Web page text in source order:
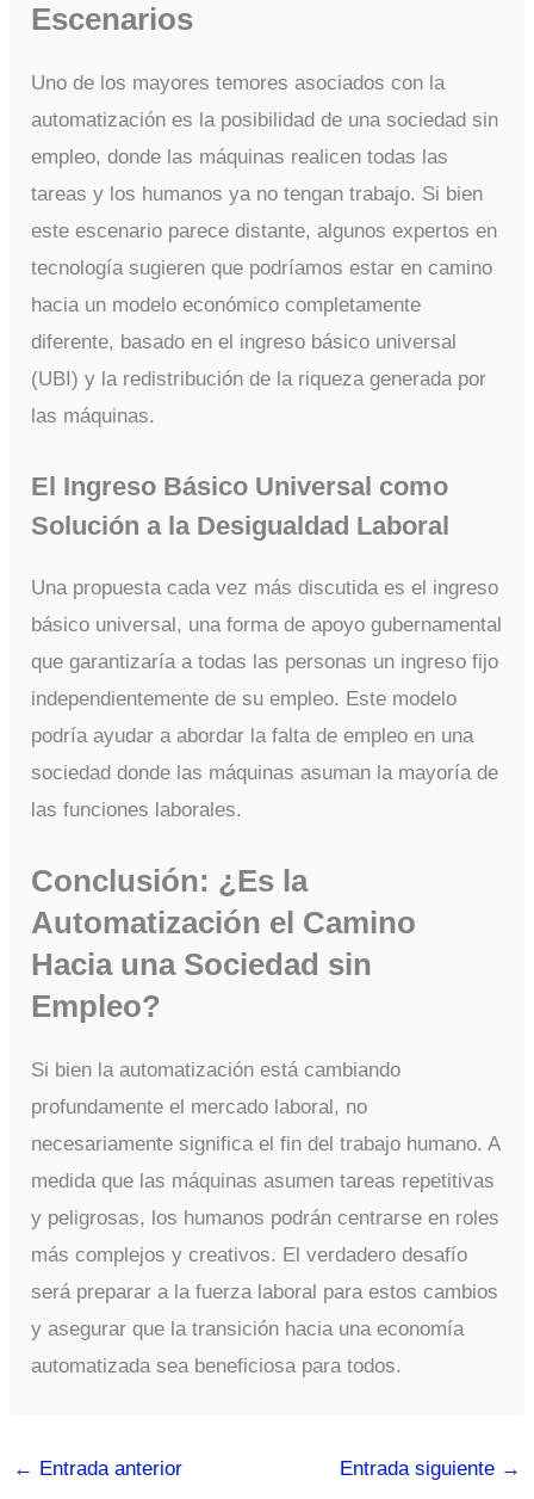
Escenarios
Uno de los mayores temores asociados con la
automatización es la posibilidad de una sociedad sin
empleo, donde las máquinas realicen todas las
tareas y los humanos ya no tengan trabajo. Si bien
este escenario parece distante, algunos expertos en
tecnología sugieren que podríamos estar en camino
hacia un modelo económico completamente
diferente, basado en el ingreso básico universal
(UBI) y la redistribución de la riqueza generada por
las máquinas.
El Ingreso Básico Universal como
Solución a la Desigualdad Laboral
Una propuesta cada vez más discutida es el ingreso
básico universal, una forma de apoyo gubernamental
que garantizaría a todas las personas un ingreso fijo
independientemente de su empleo. Este modelo
podría ayudar a abordar la falta de empleo en una
sociedad donde las máquinas asuman la mayoría de
las funciones laborales.
Conclusión: ¿Es la
Automatización el Camino
Hacia una Sociedad sin
Empleo?
Si bien la automatización está cambiando
profundamente el mercado laboral, no
necesariamente significa el fin del trabajo humano. A
medida que las máquinas asumen tareas repetitivas
y peligrosas, los humanos podrán centrarse en roles
más complejos y creativos. El verdadero desafío
será preparar a la fuerza laboral para estos cambios
y asegurar que la transición hacia una economía
automatizada sea beneficiosa para todos.
← Entrada anterior Entrada siguiente →